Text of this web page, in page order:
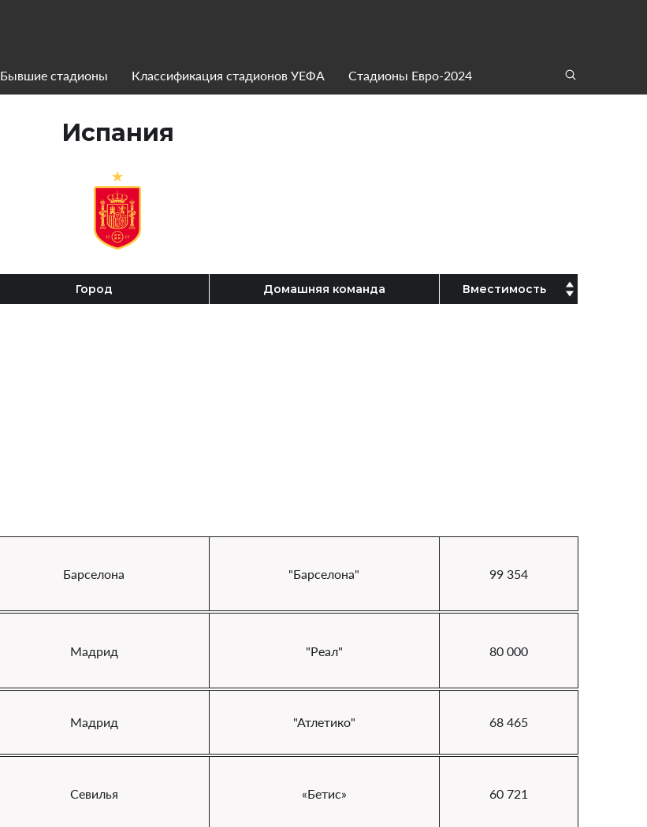
Бывшие стадионы Классификация стадионов УЕФА Стадионы Евро-2024
Испания
Город Домашняя команда Вместимость
Барселона "Барселона" 99 354
Мадрид "Реал" 80 000
Мадрид "Атлетико" 68 465
Севилья «Бетис» 60 721